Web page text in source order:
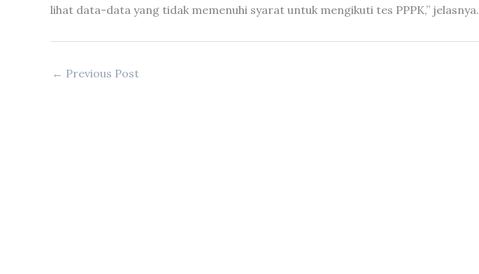
lihat data-data yang tidak memenuhi syarat untuk mengikuti tes PPPK,” jelasnya.
← Previous Post